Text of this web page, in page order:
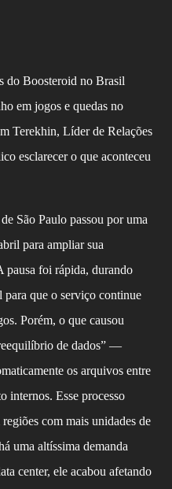
do Boosteroid no Brasil
em jogos e quedas no
Terekhin, Líder de Relações
esclarecer o que aconteceu
São Paulo passou por uma
para ampliar sua
pausa foi rápida, durando
para que o serviço continue
Porém, o que causou
de dados” —
os arquivos entre
internos. Esse processo
com mais unidades de
uma altíssima demanda
center, ele acabou afetando